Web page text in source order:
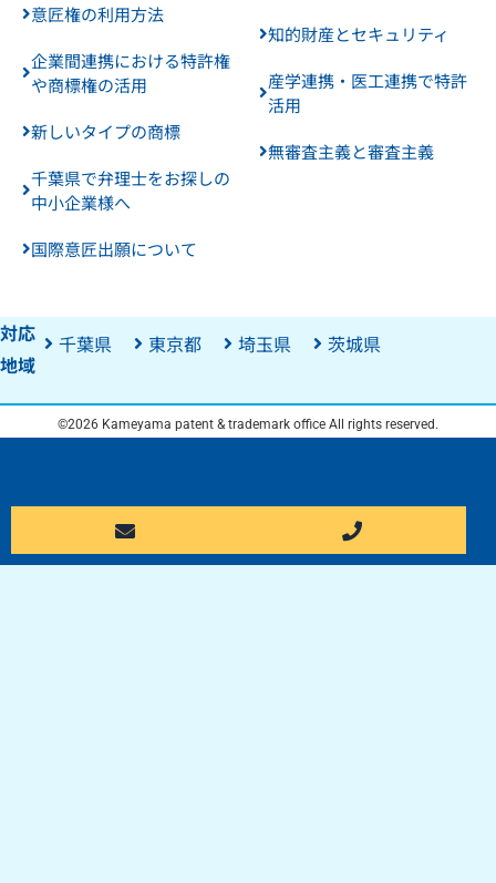
意匠権の利用方法
企業間連携における特許権
や商標権の活用
新しいタイプの商標
千葉県で弁理士をお探しの
中小企業様へ
国際意匠出願について
知的財産とセキュリティ
産学連携・医工連携で特許
活用
無審査主義と審査主義
対応
地域
千葉県 東京都 埼玉県 茨城県
©2026 Kameyama patent & trademark office All rights reserved.